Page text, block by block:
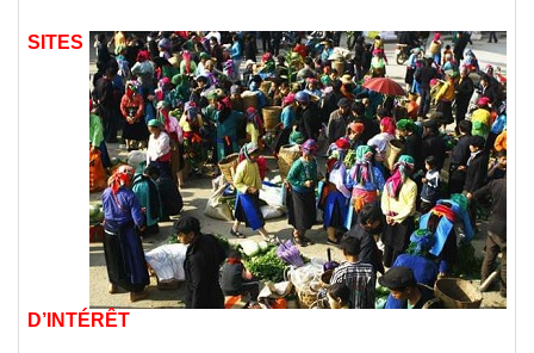
SITES
D’INTÉRÊT